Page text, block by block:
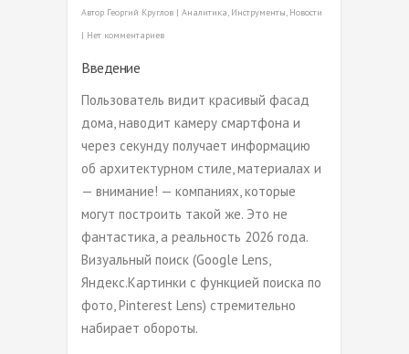
Автор Георгий Круглов | Аналитика, Инструменты, Новости
| Нет комментариев
Введение
Пользователь видит красивый фасад
дома, наводит камеру смартфона и
через секунду получает информацию
об архитектурном стиле, материалах и
— внимание! — компаниях, которые
могут построить такой же. Это не
фантастика, а реальность 2026 года.
Визуальный поиск (Google Lens,
Яндекс.Картинки с функцией поиска по
фото, Pinterest Lens) стремительно
набирает обороты.